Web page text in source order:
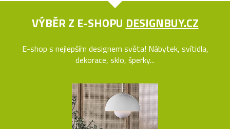
VÝBĚR Z E-SHOPU DESIGNBUY.CZ
E-shop s nejlepším designem světa! Nábytek, svítidla,
dekorace, sklo, šperky...